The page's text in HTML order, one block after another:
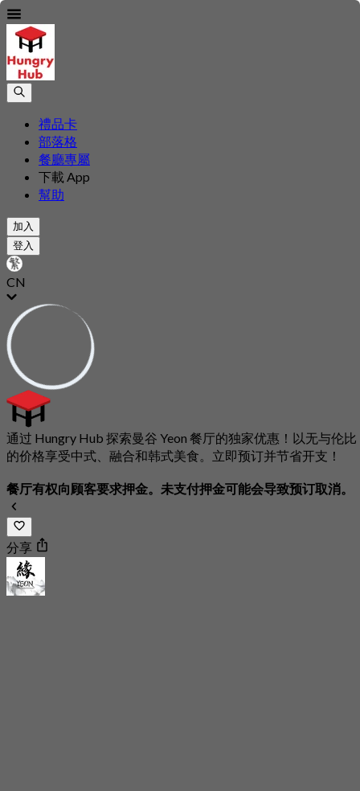
禮品卡
部落格
餐廳專屬
下載 App
幫助
加入
登入
CN
通过 Hungry Hub 探索曼谷 Yeon 餐厅的独家优惠！以无与伦比
的价格享受中式、融合和韩式美食。立即预订并节省开支！
餐厅有权向顾客要求押金。未支付押金可能会导致预订取消。
分享